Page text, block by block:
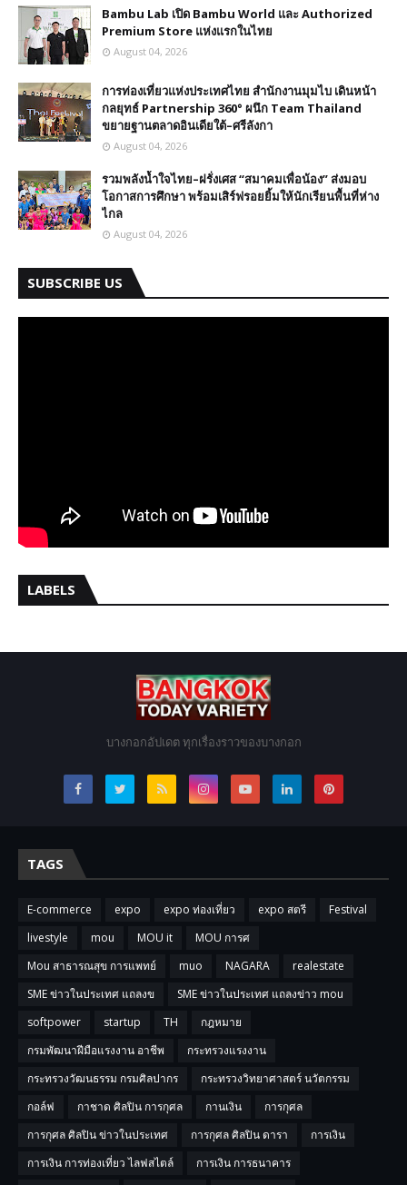
Bambu Lab เปิด Bambu World และ Authorized
Premium Store แห่งแรกในไทย
August 04, 2026
การท่องเที่ยวแห่งประเทศไทย สำนักงานมุมไบ เดินหน้า
กลยุทธ์ Partnership 360° ผนึก Team Thailand
ขยายฐานตลาดอินเดียใต้–ศรีลังกา
August 04, 2026
รวมพลังน้ำใจไทย–ฝรั่งเศส “สมาคมเพื่อน้อง” ส่งมอบ
โอกาสการศึกษา พร้อมเสิร์ฟรอยยิ้มให้นักเรียนพื้นที่ห่าง
ไกล
August 04, 2026
SUBSCRIBE US
LABELS
บางกอกอัปเดต ทุกเรื่องราวของบางกอก
TAGS
E-commerce expo expo ท่องเที่ยว expo สตรี
Festival
livestyle
mou MOU it
MOU การศ
Mou สาธารณสุข การแพทย์
muo NAGARA
realestate
SME ข่าวในประเทศ แถลงข
SME ข่าวในประเทศ แถลงข่าว mou
softpower
startup TH
กฎหมาย
กรมพัฒนาฝีมือแรงงาน อาชีพ
กระทรวงแรงงาน
กระทรวงวัฒนธรรม กรมศิลปากร
กระทรวงวิทยาศาสตร์ นวัตกรรม
กอล์ฟ
กาชาด ศิลปิน การกุศล กานเงิน
การกุศล
การกุศล ศิลปิน ข่าวในประเทศ
การกุศล ศิลปิน ดารา
การเงิน
การเงิน การท่องเที่ยว ไลฟสไตล์
การเงิน การธนาคาร